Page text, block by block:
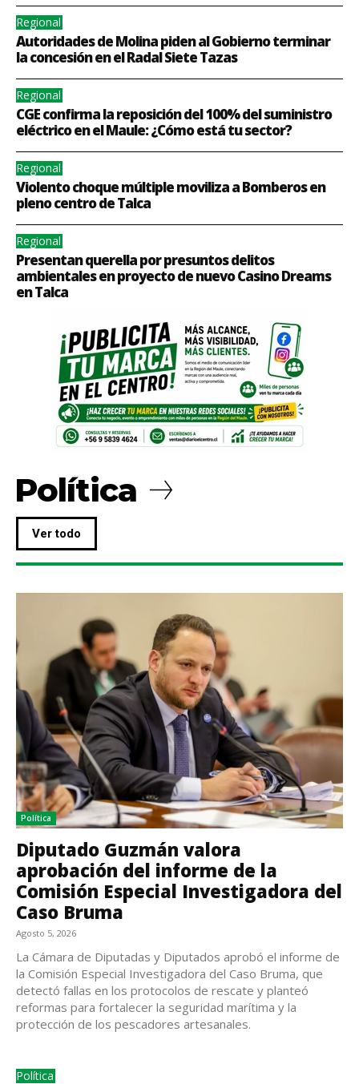
Regional
Autoridades de Molina piden al Gobierno terminar
la concesión en el Radal Siete Tazas
Regional
CGE confirma la reposición del 100% del suministro
eléctrico en el Maule: ¿Cómo está tu sector?
Regional
Violento choque múltiple moviliza a Bomberos en
pleno centro de Talca
Regional
Presentan querella por presuntos delitos
ambientales en proyecto de nuevo Casino Dreams
en Talca
Política
Ver todo
Política
Diputado Guzmán valora
aprobación del informe de la
Comisión Especial Investigadora del
Caso Bruma
Agosto 5, 2026
La Cámara de Diputadas y Diputados aprobó el informe de
la Comisión Especial Investigadora del Caso Bruma, que
detectó fallas en los protocolos de rescate y planteó
reformas para fortalecer la seguridad marítima y la
protección de los pescadores artesanales.
Política